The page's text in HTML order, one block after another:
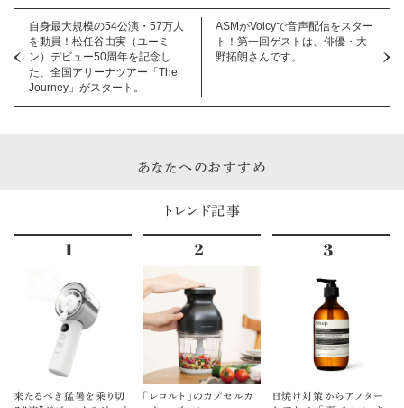
自身最大規模の54公演・57万人
を動員！松任谷由実（ユーミ
ン）デビュー50周年を記念し
た、全国アリーナツアー「The
Journey」がスタート。
ASMがVoicyで音声配信をスター
ト！第一回ゲストは、俳優・大
野拓朗さんです。
あなたへのおすすめ
トレンド記事
来たるべき猛暑を乗り切
「レコルト」のカプセルカ
日焼け対策からアフター